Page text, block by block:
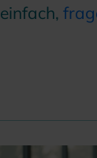
einfach,